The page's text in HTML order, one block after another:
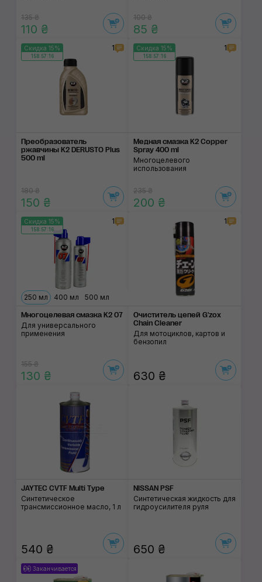
135 ₴
110 ₴
100 ₴
85 ₴
Скидка 15%
158:57:15
1
Преобразователь
ржавчины K2 DERUSTO Plus
500 ml
180 ₴
150 ₴
Скидка 15%
158:57:15
1
Медная смазка K2 Copper
Spray 400 ml
Многоцелевого
использования
235 ₴
200 ₴
Скидка 15%
158:57:15
1
250 мл 400 мл 500 мл
Многоцелевая смазка K2 07
Для универсального
применения
155 ₴
130 ₴
1
Очиститель цепей G'zox
Chain Cleaner
Для мотоциклов, картов и
бензопил
630 ₴
JAYTEC CVTF Multi Type
Синтетическое
трансмиссионное масло, 1 л
540 ₴
NISSAN PSF
Синтетическая жидкость для
гидроусилителя руля
650 ₴
Заканчивается